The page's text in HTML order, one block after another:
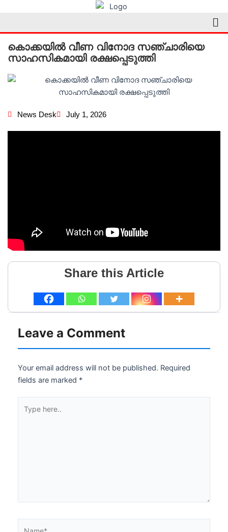
content
കൊക്കയിൽ വീണ വിനോദ സഞ്ചാരിയെ
സാഹസികമായി രക്ഷപ്പെടുത്തി
News Desk July 1, 2026
Share this Article
Leave a Comment
Your email address will not be published. Required
fields are marked *
here..